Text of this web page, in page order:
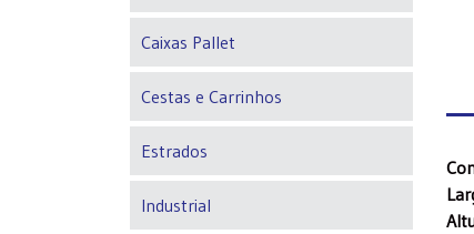
Caixas Pallet
Cestas e Carrinhos
Estrados
Industrial